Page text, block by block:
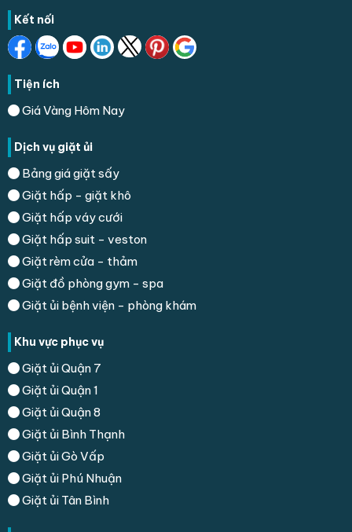
Kết nối
Tiện ích
Giá Vàng Hôm Nay
Dịch vụ giặt ủi
Bảng giá giặt sấy
Giặt hấp - giặt khô
Giặt hấp váy cưới
Giặt hấp suit - veston
Giặt rèm cửa - thảm
Giặt đồ phòng gym - spa
Giặt ủi bệnh viện - phòng khám
Khu vực phục vụ
Giặt ủi Quận 7
Giặt ủi Quận 1
Giặt ủi Quận 8
Giặt ủi Bình Thạnh
Giặt ủi Gò Vấp
Giặt ủi Phú Nhuận
Giặt ủi Tân Bình